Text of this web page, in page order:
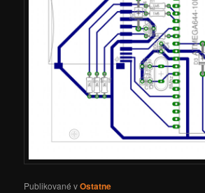
Publikované vOstatne